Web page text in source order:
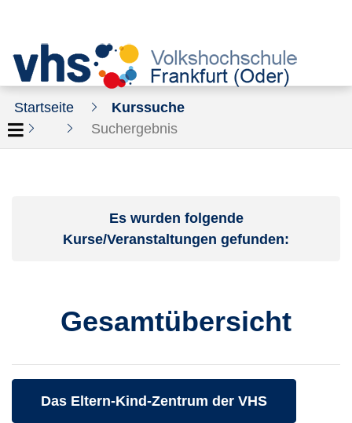
Startseite
Kurssuche
Suchergebnis
Es wurden folgende
Kurse/Veranstaltungen gefunden:
Gesamtübersicht
Kurse des folgenden Fachbereiches aufrufen:
Das Eltern-Kind-Zentrum der VHS